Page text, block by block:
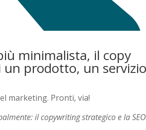
minimalista, il copy
un prodotto, un
marketing. Pronti, via!
il copywriting strategico e la